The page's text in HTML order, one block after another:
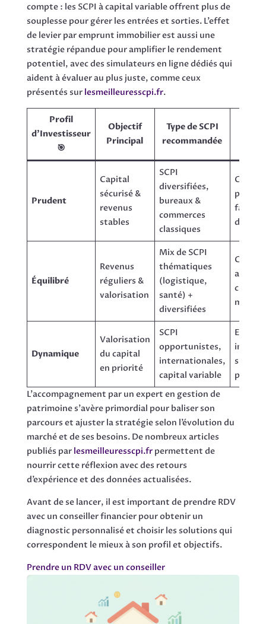
compte : les SCPI à capital variable offrent plus de
souplesse pour gérer les entrées et sorties. L’effet
de levier par emprunt immobilier est aussi une
stratégie répandue pour amplifier le rendement
potentiel, avec des simulateurs en ligne dédiés qui
aident à évaluer au plus juste, comme ceux
présentés sur lesmeilleuresscpi.fr.
Profil
d’Investisseur
🎯
Objectif
Principal
Type de SCPI
recommandée
Prudent
Capital
sécurisé &
revenus
stables
SCPI
diversifiées,
bureaux &
commerces
classiques
faible
de
Équilibré
Revenus
réguliers &
valorisation
Mix de SCPI
thématiques
(logistique,
santé) +
diversifiées
active,
crédit
modéré
Dynamique
Valorisation
du capital
en priorité
SCPI
opportunistes,
internationales,
capital variable
Effet
suivi
L’accompagnement par un expert en gestion de
patrimoine s’avère primordial pour baliser son
parcours et ajuster la stratégie selon l’évolution du
marché et de ses besoins. De nombreux articles
publiés par lesmeilleuresscpi.frpermettent de
nourrir cette réflexion avec des retours
d’expérience et des données actualisées.
Avant de se lancer, il est important de prendre RDV
avec un conseiller financier pour obtenir un
diagnostic personnalisé et choisir les solutions qui
correspondent le mieux à son profil et objectifs.
Prendre un RDV avec un conseiller